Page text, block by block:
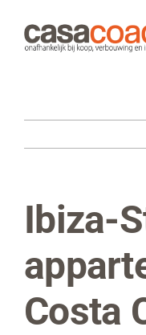
naar
inhoud
Wonen in Spanje
Webinar
Over CasaCoach
Bekijk
grotere
Ibiza-
Costa